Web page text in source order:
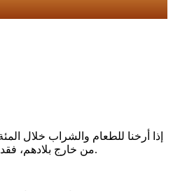
إذا أرخنا للطعام والشراب خلال
من خارج بلادهم، فقد كانت قليلة ومحدودة، وغالباً يتم إحضارها من أسواق الحجاز واليمن، وربما جاءت من دول عربية وإسلامية أخرى مثل الشام، ومصر، وبعض الدول الإفريقية، والتركية وغيرها.